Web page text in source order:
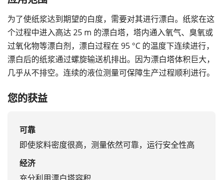
为了使纸浆达到期望的白度，需要对其进行漂白。纸浆在这
个过程中进入高达 25 m 的漂白塔，塔内通入氧气、臭氧或
过氧化物等漂白剂，漂白过程在 95 °C 的温度下连续进行，
漂白后的纸浆通过螺旋输送机排出。因为漂白塔体积巨大，
几乎从不排空。连续的液位测量可保障生产过程顺利进行。
您的获益
可靠
即使浆料密度很高，测量依然可靠，运行安全性高
经济